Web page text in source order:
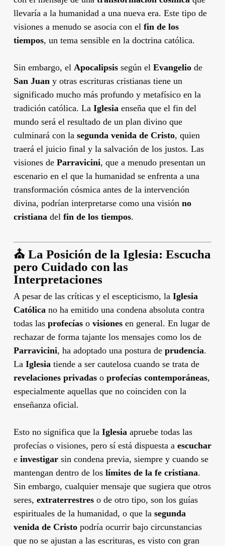
llevaría a la humanidad a una nueva era. Este tipo de
visiones a menudo se asocia con el fin de los
tiempos, un tema sensible en la doctrina católica.
Sin embargo, el Apocalipsissegún el Evangeliode
San Juan y otras escrituras cristianas tiene un
significado mucho más profundo y metafísico en la
tradición católica. La Iglesia enseña que el fin del
mundo será el resultado de un plan divino que
culminará con la segunda venida de Cristo, quien
traerá el juicio final y la salvación de los justos. Las
visiones de Parravicini, que a menudo presentan un
escenario en el que la humanidad se enfrenta a una
transformación cósmica antes de la intervención
divina, podrían interpretarse como una visión no
cristiana del fin de los tiempos.
⛪ La Posición de la Iglesia: Escucha
pero Cuidado con las
Interpretaciones
A pesar de las críticas y el escepticismo, la Iglesia
Católica no ha emitido una condena absoluta contra
todas las profecíaso visionesen general. En lugar de
rechazar de forma tajante los mensajes como los de
Parravicini, ha adoptado una postura de prudencia.
La Iglesia tiende a ser cautelosa cuando se trata de
revelaciones privadaso profecías contemporáneas,
especialmente aquellas que no coinciden con la
enseñanza oficial.
Esto no significa que la Iglesia apruebe todas las
profecías o visiones, pero sí está dispuesta a escuchar
e investigarsin condena previa, siempre y cuando se
mantengan dentro de los límites de la fe cristiana.
Sin embargo, cualquier mensaje que sugiera que otros
seres, extraterrestreso de otro tipo, son los guías
espirituales de la humanidad, o que la segunda
venida de Cristopodría ocurrir bajo circunstancias
que no se ajustan a las escrituras, es visto con gran